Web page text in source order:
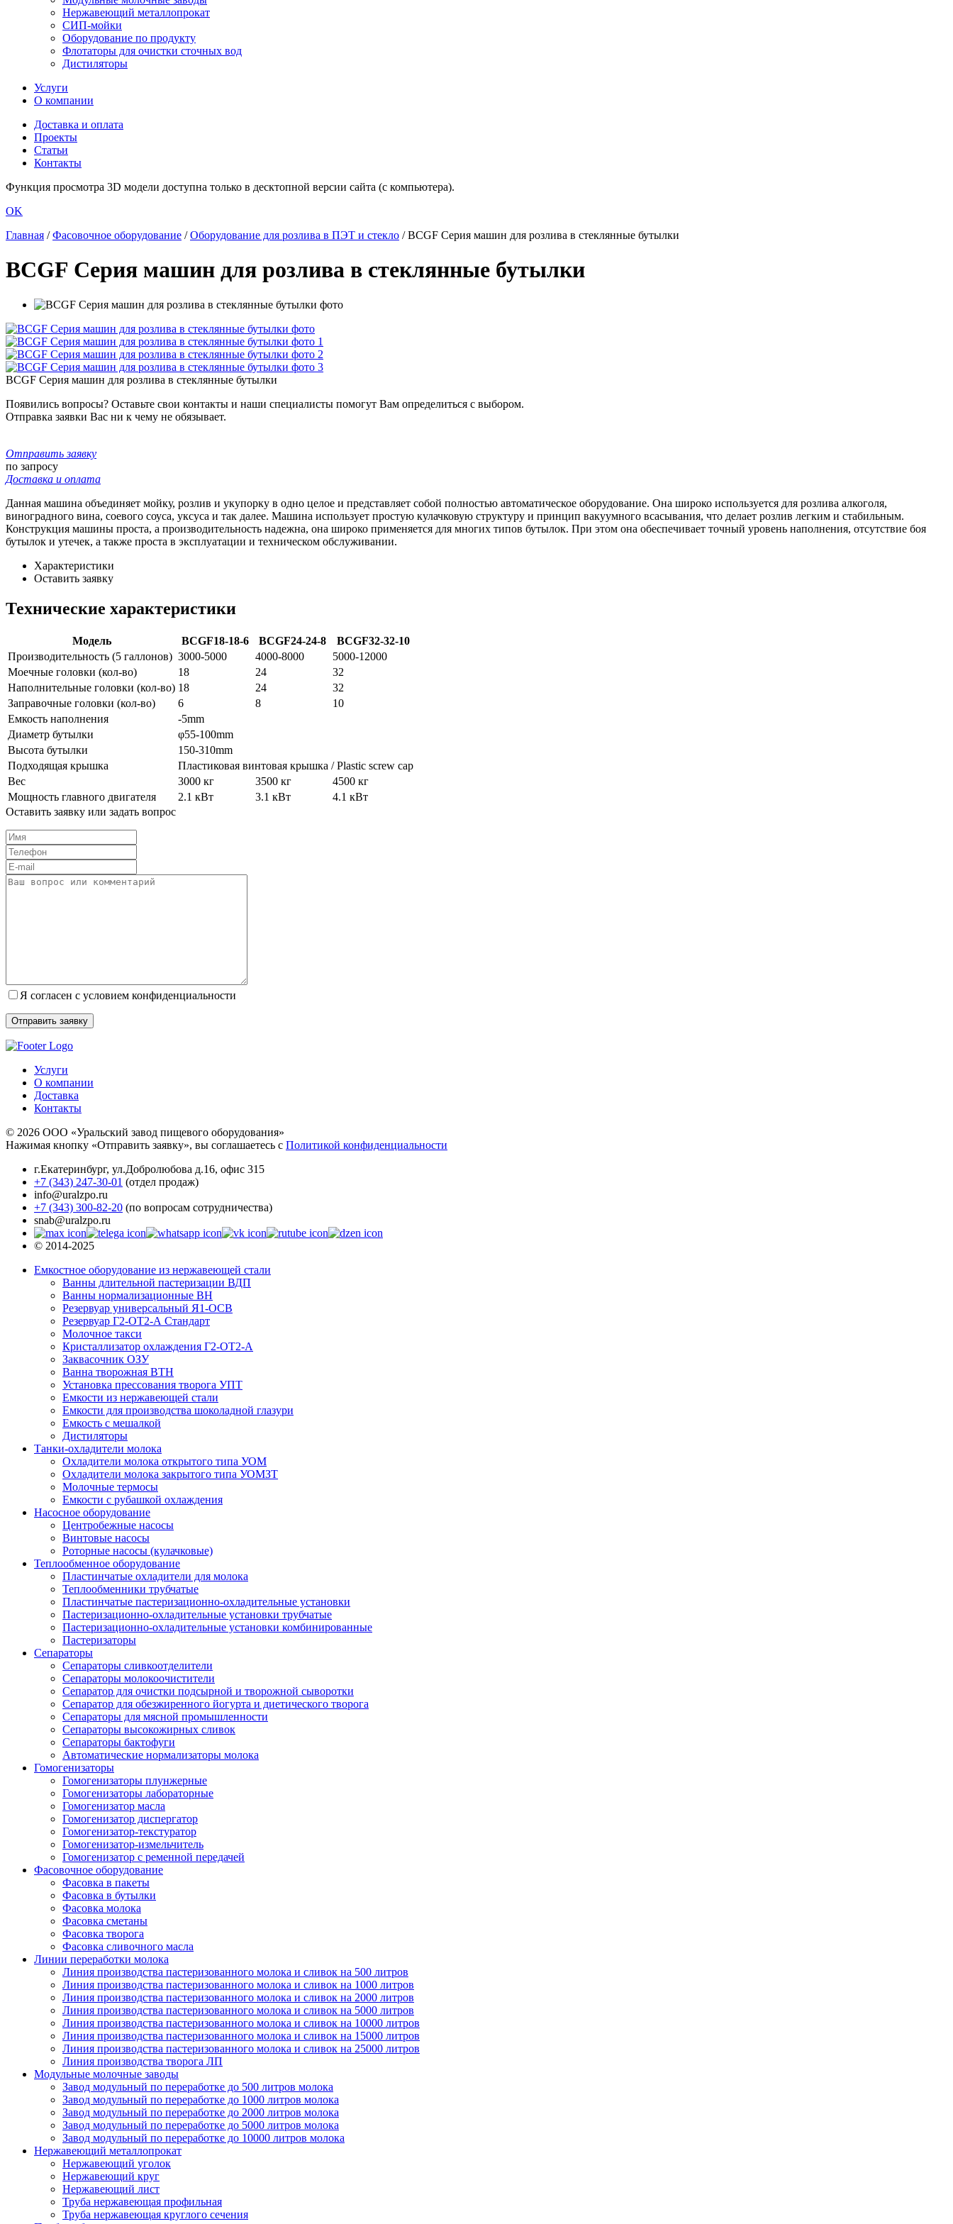
Нержавеющий металлопрокат
СИП-мойки
Оборудование по продукту
Флотаторы для очистки сточных вод
Дистиляторы
Услуги
О компании
Доставка и оплата
Проекты
Статьи
Контакты
Функция просмотра 3D модели доступна только в десктопной версии сайта (с компьютера).
OK
Главная /Фасовочное оборудование /Оборудование для розлива в ПЭТ и стекло /BCGF Серия машин для розлива в стеклянные бутылки
BCGF Серия машин для розлива в стеклянные бутылки
BCGF Серия машин для розлива в стеклянные бутылки
Появились вопросы? Оставьте свои контакты и наши специалисты помогут Вам определиться с выбором.
Отправка заявки Вас ни к чему не обязывает.
Отправить заявку
по запросу
Доставка и оплата
Данная машина объединяет мойку, розлив и укупорку в одно целое и представляет собой полностью автоматическое оборудование. Она широко используется для розлива алкоголя,
виноградного вина, соевого соуса, уксуса и так далее. Машина использует простую кулачковую структуру и принцип вакуумного всасывания, что делает розлив легким и стабильным.
Конструкция машины проста, а производительность надежна, она широко применяется для многих типов бутылок. При этом она обеспечивает точный уровень наполнения, отсутствие боя
бутылок и утечек, а также проста в эксплуатации и техническом обслуживании.
Характеристики
Оставить заявку
Технические характеристики
Модель BCGF18-18-6 BCGF24-24-8
BCGF32-32-10
Производительность (5 галлонов) 3000-5000 4000-8000
5000-12000
Моечные головки (кол-во)
18 24
32
Наполнительные головки (кол-во) 18 24
32
Заправочные головки (кол-во)
6 8
10
Емкость наполнения
-5mm
Диаметр бутылки
φ55-100mm
Высота бутылки
150-310mm
Подходящая крышка
Пластиковая винтовая крышка / Plastic screw cap
Вес
3000 кг 3500 кг
4500 кг
Мощность главного двигателя
2.1 кВт 3.1 кВт
4.1 кВт
Оставить заявку или задать вопрос
Я согласен с условием конфиденциальности
Услуги
О компании
Доставка
Контакты
© 2026 ООО «Уральский завод пищевого оборудования»
Нажимая кнопку «Отправить заявку», вы соглашаетесь с Политикой конфиденциальности
г.Екатеринбург, ул.Добролюбова д.16, офис 315
+7 (343) 247-30-01 (отдел продаж)
info@uralzpo.ru
+7 (343) 300-82-20 (по вопросам сотрудничества)
snab@uralzpo.ru
© 2014-2025
Емкостное оборудование из нержавеющей стали
Ванны длительной пастеризации ВДП
Ванны нормализационные ВН
Резервуар универсальный Я1-ОСВ
Резервуар Г2-ОТ2-А Стандарт
Молочное такси
Кристаллизатор охлаждения Г2-ОТ2-А
Заквасочник ОЗУ
Ванна творожная ВТН
Установка прессования творога УПТ
Емкости из нержавеющей стали
Емкости для производства шоколадной глазури
Емкость с мешалкой
Дистиляторы
Танки-охладители молока
Охладители молока открытого типа УОМ
Охладители молока закрытого типа УОМЗТ
Молочные термосы
Емкости с рубашкой охлаждения
Насосное оборудование
Центробежные насосы
Винтовые насосы
Роторные насосы (кулачковые)
Теплообменное оборудование
Пластинчатые охладители для молока
Теплообменники трубчатые
Пластинчатые пастеризационно-охладительные установки
Пастеризационно-охладительные установки трубчатые
Пастеризационно-охладительные установки комбинированные
Пастеризаторы
Сепараторы
Сепараторы сливкоотделители
Сепараторы молокоочистители
Сепаратор для очистки подсырной и творожной сыворотки
Сепаратор для обезжиренного йогурта и диетического творога
Сепараторы для мясной промышленности
Сепараторы высокожирных сливок
Сепараторы бактофуги
Автоматические нормализаторы молока
Гомогенизаторы
Гомогенизаторы плунжерные
Гомогенизаторы лабораторные
Гомогенизатор масла
Гомогенизатор диспергатор
Гомогенизатор-текстуратор
Гомогенизатор-измельчитель
Гомогенизатор с ременной передачей
Фасовочное оборудование
Фасовка в пакеты
Фасовка в бутылки
Фасовка молока
Фасовка сметаны
Фасовка творога
Фасовка сливочного масла
Линии переработки молока
Линия производства пастеризованного молока и сливок на 500 литров
Линия производства пастеризованного молока и сливок на 1000 литров
Линия производства пастеризованного молока и сливок на 2000 литров
Линия производства пастеризованного молока и сливок на 5000 литров
Линия производства пастеризованного молока и сливок на 10000 литров
Линия производства пастеризованного молока и сливок на 15000 литров
Линия производства пастеризованного молока и сливок на 25000 литров
Линия производства творога ЛП
Модульные молочные заводы
Завод модульный по переработке до 500 литров молока
Завод модульный по переработке до 1000 литров молока
Завод модульный по переработке до 2000 литров молока
Завод модульный по переработке до 5000 литров молока
Завод модульный по переработке до 10000 литров молока
Нержавеющий металлопрокат
Нержавеющий уголок
Нержавеющий круг
Нержавеющий лист
Труба нержавеющая профильная
Труба нержавеющая круглого сечения